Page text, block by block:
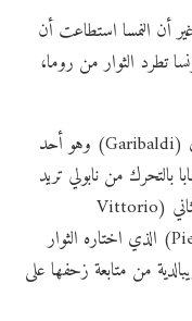
النمسا استطاعت أن
تطرد الثوار من روما،
في سنة 1862 قامت قوات غاريبالدي (Garibaldi) وهو أحد
بالتحرك من نابولي تريد
اقتحام روما؛ إلا أن جيوش فيكتور عمانوئيل الثاني (Vittorio
Emanuele) ملك مقاطعة البيومنتى (Piemonte) الذي اختاره الثوار
من متابعة زحفها على